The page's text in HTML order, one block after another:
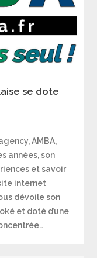
se dote
AMBA,
années, son
et savoir
internet
dévoile son
et doté d’une